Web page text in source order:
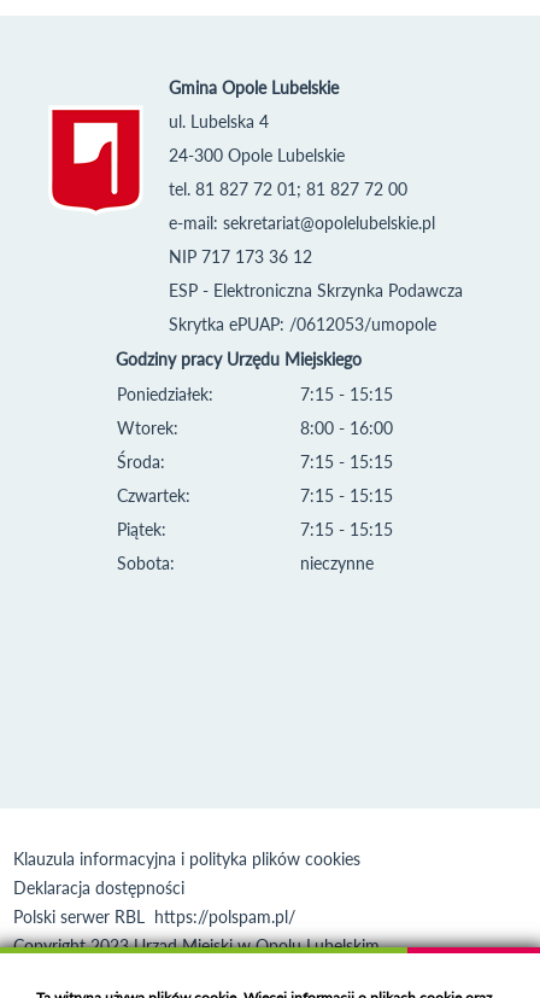
Gmina Opole Lubelskie
ul. Lubelska 4
24-300 Opole Lubelskie
tel. 81 827 72 01; 81 827 72 00
e-mail: sekretariat@opolelubelskie.pl
NIP 717 173 36 12
ESP - Elektroniczna Skrzynka Podawcza
Skrytka ePUAP: /0612053/umopole
Godziny pracy Urzędu Miejskiego
Poniedziałek:
Wtorek:
Środa:
Czwartek:
Piątek:
Sobota:
7:15 - 15:15
8:00 - 16:00
7:15 - 15:15
7:15 - 15:15
7:15 - 15:15
nieczynne
Klauzula informacyjna i polityka plików cookies
Deklaracja dostępności
Polski serwer RBL https://polspam.pl/
Copyright 2023 Urząd Miejski w Opolu Lubelskim